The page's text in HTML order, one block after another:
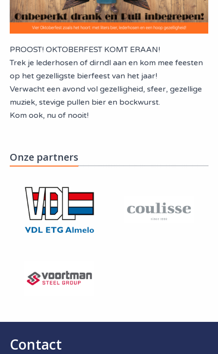
PROOST! OKTOBERFEST KOMT ERAAN!
Trek je lederhosen of dirndl aan en kom mee feesten
op het gezelligste bierfeest van het jaar!
Verwacht een avond vol gezelligheid, sfeer, gezellige
muziek, stevige pullen bier en bockwurst.
Kom ook, nu of nooit!
Onze partners
Contact